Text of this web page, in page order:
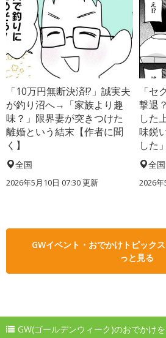
「10万円無断決済!?」誠実夫
が釣り沼へ→「家族より趣
味？」限界妻が突きつけた
離婚という結末【作者に聞
く】
全国
2026年5月10日 07:30 更新
「セ
撃退
した
味鋭
した
全国
2026
GWイベント・おでかけトピック
っと見る
GW(ゴールデンウィーク)のおでかけ